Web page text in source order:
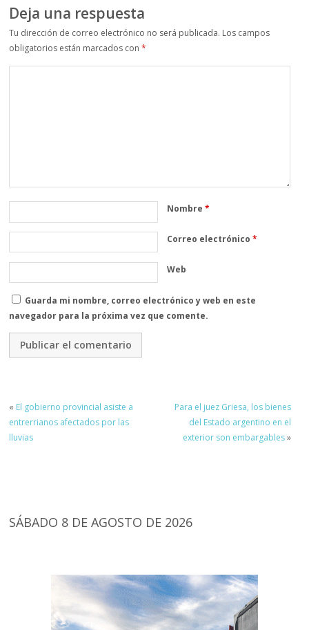
Deja una respuesta
Tu dirección de correo electrónico no será publicada. Los campos
obligatorios están marcados con*
Nombre*
Correo electrónico*
Web
Guarda mi nombre, correo electrónico y web en este
navegador para la próxima vez que comente.
« El gobierno provincial asiste a
entrerrianos afectados por las
lluvias
Para el juez Griesa, los bienes
del Estado argentino en el
exterior son embargables»
SÁBADO 8 DE AGOSTO DE 2026